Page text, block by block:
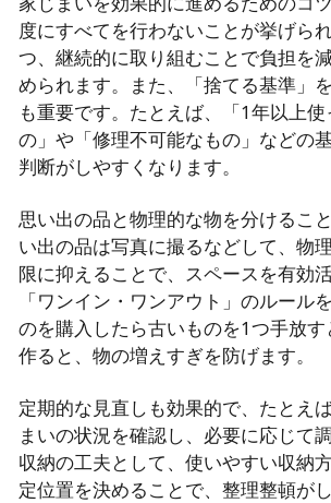
度にすべてを行わないことが挙げら
つ、継続的に取り組むことで負担を
められます。また、「捨てる基準」
も重要です。たとえば、「1年以上
の」や「修理不可能なもの」などの
判断がしやすくなります。
思い出の品と物理的な物を分けるこ
い出の品は写真に撮るなどして、物
限に抑えることで、スペースを有効
「ワンイン・ワンアウト」のルール
のを購入したら古いものを1つ手放
作ると、物の増えすぎを防げます。
定期的な見直しも効果的で、たとえ
まいの状況を確認し、必要に応じて
収納の工夫として、使いやすい収納
定位置を決めることで、整理整頓が